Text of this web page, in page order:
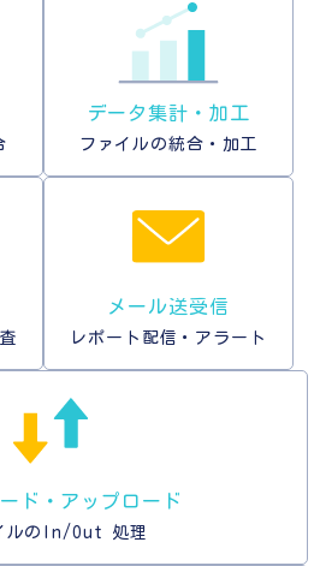
データ集計・加工
ファイルの統合・加工
メール送受信
レポート配信・アラート
ド・アップロード
ルのIn/Out 処理